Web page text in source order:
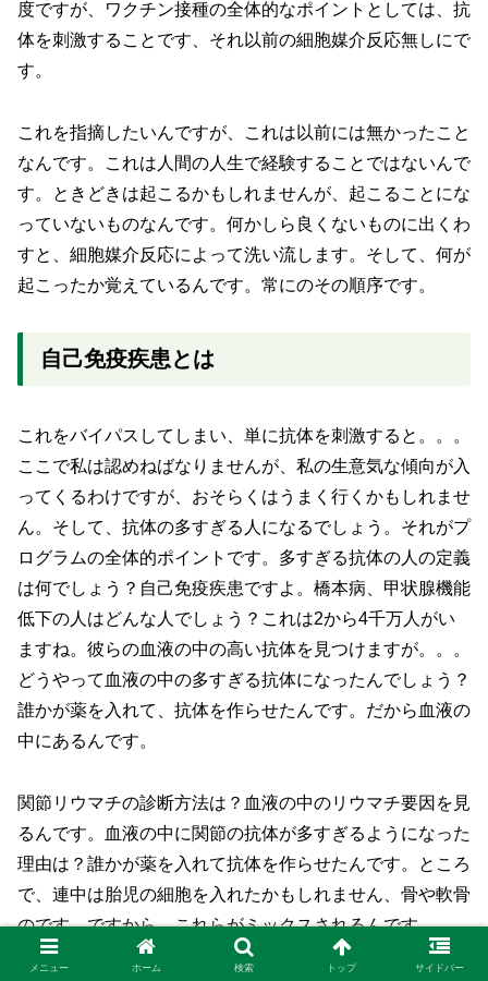
度ですが、ワクチン接種の全体的なポイントとしては、抗
体を刺激することです、それ以前の細胞媒介反応無しにで
す。
これを指摘したいんですが、これは以前には無かったこと
なんです。これは人間の人生で経験することではないんで
す。ときどきは起こるかもしれませんが、起こることにな
っていないものなんです。何かしら良くないものに出くわ
すと、細胞媒介反応によって洗い流します。そして、何が
起こったか覚えているんです。常にのその順序です。
自己免疫疾患とは
これをバイパスしてしまい、単に抗体を刺激すると。。。
ここで私は認めねばなりませんが、私の生意気な傾向が入
ってくるわけですが、おそらくはうまく行くかもしれませ
ん。そして、抗体の多すぎる人になるでしょう。それがプ
ログラムの全体的ポイントです。多すぎる抗体の人の定義
は何でしょう？自己免疫疾患ですよ。橋本病、甲状腺機能
低下の人はどんな人でしょう？これは2から4千万人がい
ますね。彼らの血液の中の高い抗体を見つけますが。。。
どうやって血液の中の多すぎる抗体になったんでしょう？
誰かが薬を入れて、抗体を作らせたんです。だから血液の
中にあるんです。
関節リウマチの診断方法は？血液の中のリウマチ要因を見
るんです。血液の中に関節の抗体が多すぎるようになった
理由は？誰かが薬を入れて抗体を作らせたんです。ところ
で、連中は胎児の細胞を入れたかもしれません、骨や軟骨
のです。ですから、これらがミックスされるんです。
メニュー ホーム 検索 トップ サイドバー